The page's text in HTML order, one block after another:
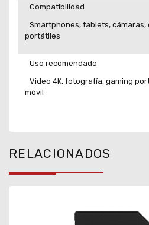
Compatibilidad
Smartphones, tablets, cámaras,
portátiles
Uso recomendado
Video 4K, fotografía, gaming
móvil
RELACIONADOS